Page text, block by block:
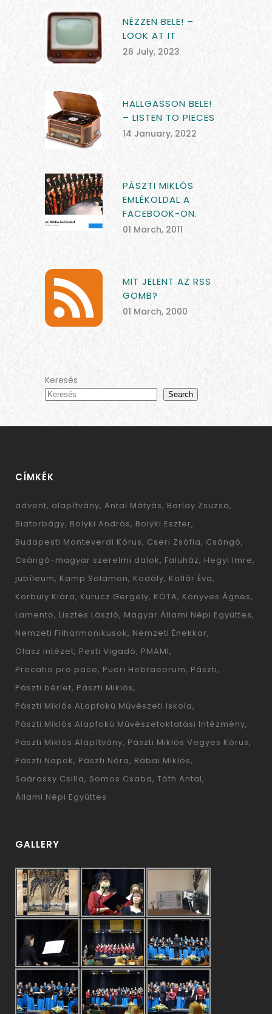
NÉZZEN BELE! –
LOOK AT IT
26 July, 2023
HALLGASSON BELE!
– LISTEN TO PIECES
14 January, 2022
PÁSZTI MIKLÓS
EMLÉKOLDAL A
FACEBOOK-ON.
01 March, 2011
MIT JELENT AZ RSS
GOMB?
01 March, 2000
Keresés
Search
CÍMKÉK
advent alapítvány Antal Mátyás Barlay Zsuzsa
Biatorbágy Bolyki András Bolyki Eszter
Budapesti Monteverdi Kórus Cseri Zsófia Csángó
Csángó-magyar szerelmi dalok Faluház Hegyi Imre
jubíleum Kamp Salamon Kodály Kollár Éva
Korbuly Klára Kurucz Gergely KÓTA Könyves Ágnes
Lamento Lisztes László Magyar Állami Népi Együttes
Nemzeti Filharmonikusok Nemzeti Énekkar
Olasz Intézet Pesti Vigadó PMAMI
Precatio pro pace Pueri Hebraeorum Pászti
Pászti bérlet Pászti Miklós
Pászti Miklós ALapfokú Művészeti Iskola
Pászti Miklós Alapfokú Művészetoktatási Intézmény
Pászti Miklós Alapítvány Pászti Miklós Vegyes Kórus
Pászti Napok Pászti Nóra Rábai Miklós
Saárossy Csilla Somos Csaba Tóth Antal
Állami Népi Együttes
GALLERY